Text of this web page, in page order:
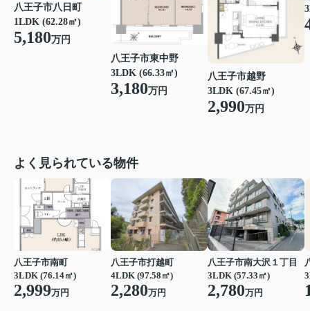
八王子市八日町
1LDK (62.28㎡)
5,180万円
八王子市東中野
3LDK (66.33㎡)
3,180万円
八王子市越野
3LDK (67.45㎡)
2,990万円
よく見られている物件
八王子市南町
3LDK (76.14㎡)
2,999万円
八王子市打越町
4LDK (97.58㎡)
2,280万円
八王子市南大沢１丁目
3LDK (57.33㎡)
2,780万円